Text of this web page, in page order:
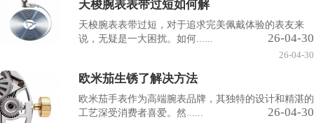
天梭腕表表带过短如何解
天梭腕表表带过短，对于追求完美佩戴体验的表友来
说，无疑是一大困扰。如何......
26-04-30
26-04-30
欧米茄生锈了解决方法
欧米茄手表作为高端腕表品牌，其独特的设计和精湛的
工艺深受消费者喜爱。然......
26-04-30